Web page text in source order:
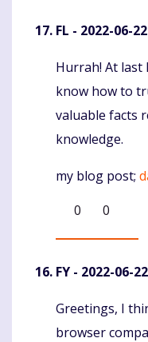
FL - 2022-06-
Komentaras
Hurrah! At last
know how to
valuable facts
knowledge.
my blog post;
0
0
FY - 2022-06-
Komentaras
Greetings, I
browser